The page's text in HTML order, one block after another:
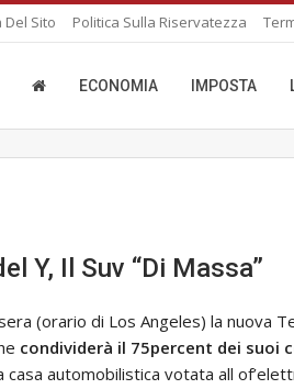
Del Sito Politica Sulla Riservatezza
ECONOMIA IMPOSTA
Y, Il Suv “di Massa”
(orario di Los Angeles) la nuova
condividerà il 75percent dei suoi
casa automobilistica votata all